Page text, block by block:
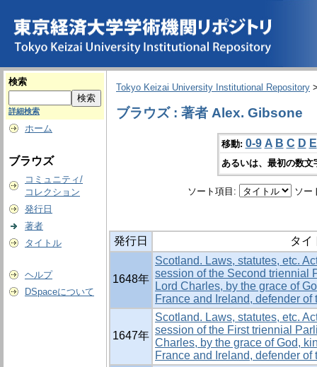
検索
詳細検索
ホーム
ブラウズ
コミュニティ/
コレクション
発行日
著者
タイトル
ヘルプ
DSpaceについて
Tokyo Keizai University Institutional Repository
ブラウズ : 著者 Alex. Gibsone
移動: 0-9 A B C D E
あるいは、最初の数
ソート項目: ソー
発行日 タイ
1648年
Scotland. Laws, statutes, etc.
session of the Second triennial
Lord Charles, by the grace of
France and Ireland, defender of
1647年
Scotland. Laws, statutes, etc.
session of the First triennial
Charles, by the grace of God,
France and Ireland, defender of